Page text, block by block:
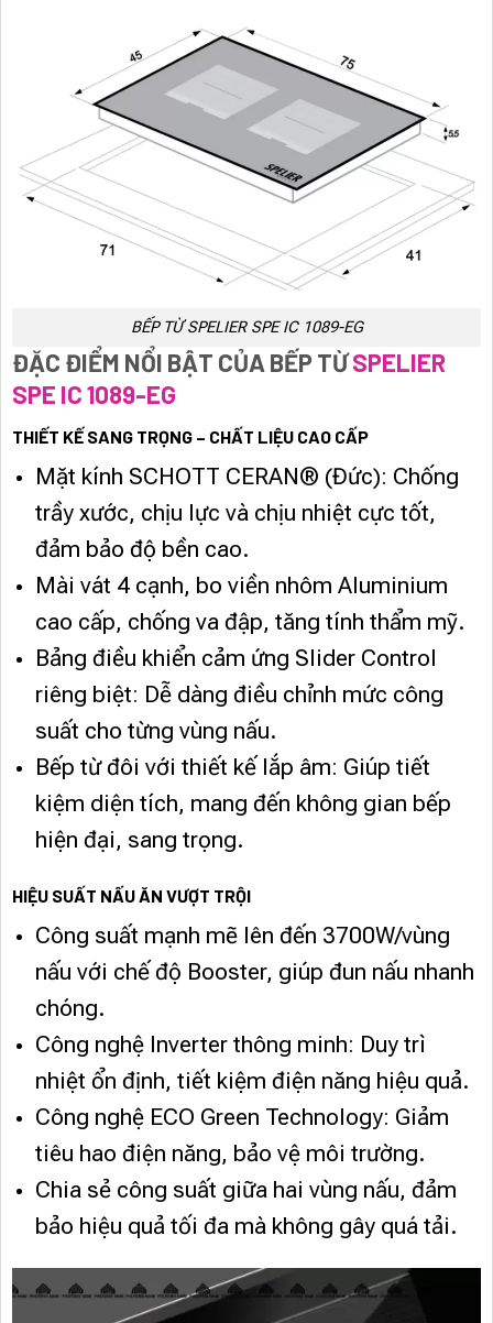
BẾP TỪ SPELIER SPE IC 1089-EG
ĐẶC ĐIỂM NỔI BẬT CỦA BẾP TỪSPELIER
SPE IC 1089-EG
THIẾT KẾ SANG TRỌNG – CHẤT LIỆU CAO CẤP
Mặt kính SCHOTT CERAN® (Đức): Chống
trầy xước, chịu lực và chịu nhiệt cực tốt,
đảm bảo độ bền cao.
Mài vát 4 cạnh, bo viền nhôm Aluminium
cao cấp, chống va đập, tăng tính thẩm mỹ.
Bảng điều khiển cảm ứng Slider Control
riêng biệt: Dễ dàng điều chỉnh mức công
suất cho từng vùng nấu.
Bếp từ đôi với thiết kế lắp âm: Giúp tiết
kiệm diện tích, mang đến không gian bếp
hiện đại, sang trọng.
HIỆU SUẤT NẤU ĂN VƯỢT TRỘI
Công suất mạnh mẽ lên đến 3700W/vùng
nấu với chế độ Booster, giúp đun nấu nhanh
chóng.
Công nghệ Inverter thông minh: Duy trì
nhiệt ổn định, tiết kiệm điện năng hiệu quả.
Công nghệ ECO Green Technology: Giảm
tiêu hao điện năng, bảo vệ môi trường.
Chia sẻ công suất giữa hai vùng nấu, đảm
bảo hiệu quả tối đa mà không gây quá tải.